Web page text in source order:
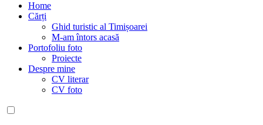
Home
Cărți
Ghid turistic al Timișoarei
M-am întors acasă
Portofoliu foto
Proiecte
Despre mine
CV literar
CV foto